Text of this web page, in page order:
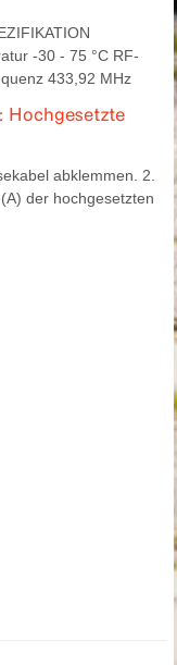
-30 - 75 °C RF-
433,92 MHz
Hochgesetzte
abklemmen. 2.
der hochgesetzten